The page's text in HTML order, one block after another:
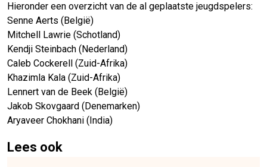
Hieronder een overzicht van de al geplaatste jeugdspelers:
Senne Aerts (België)
Mitchell Lawrie (Schotland)
Kendji Steinbach (Nederland)
Caleb Cockerell (Zuid-Afrika)
Khazimla Kala (Zuid-Afrika)
Lennert van de Beek (België)
Jakob Skovgaard (Denemarken)
Aryaveer Chokhani (India)
Lees ook